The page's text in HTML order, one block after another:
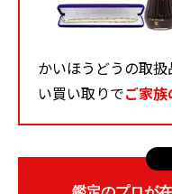
かいほうどうの取
い買い取りでご家